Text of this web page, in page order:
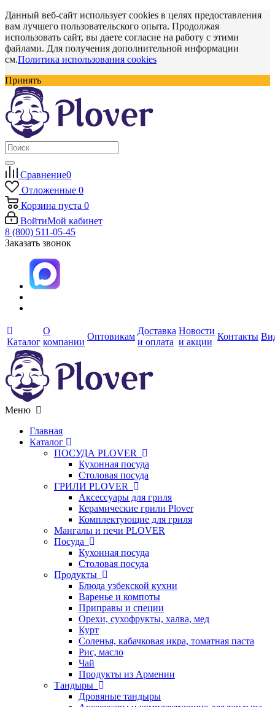
Данный веб-сайт использует cookies в целях предоставления
вам лучшего пользовательского опыта. Продолжая
использовать сайт, вы даете согласие на работу с этими
файлами. Для получения дополнительной информации
см.Политика использования cookies
Принять
Сравнение0
Отложенные 0
Корзина пуста 0
ВойтиМой кабинет
8 (800) 511-05-45
Заказать звонок
Каталог
О
компании
Оптовикам
Доставка
и оплата
Новости
и акции
Контакты
Меню
Главная
Каталог
ПОСУДА PLOVER
Кухонная посуда
Столовая посуда
ГРИЛИ PLOVER
Аксессуары для гриля
Керамические грили Plover
Комплектующие для гриля
Мангалы и печи PLOVER
Посуда
Кухонная посуда
Столовая посуда
Продукты
Блюда узбекской кухни
Варенье и компоты
Приправы и специи
Орехи, сухофрукты, халва, мед
Курт
Соленья, кабачковая икра, томатная паста
Рис, масло
Чай
Продукты из Армении
Тандыры
Дровяные тандыры